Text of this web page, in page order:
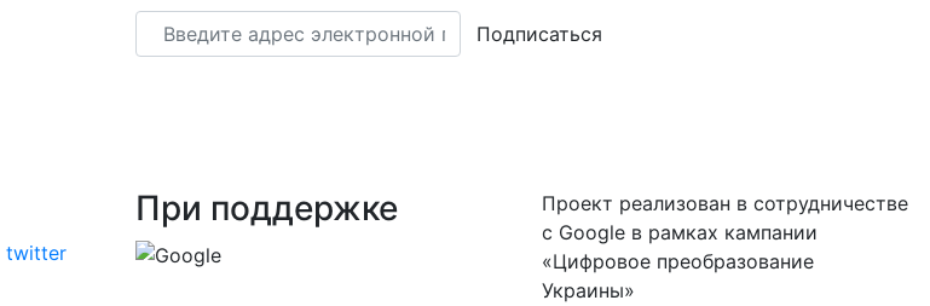
Подписаться
twitter
При поддержке
Проект реализован в сотрудничестве
с Google в рамках кампании
«Цифровое преобразование
Украины»